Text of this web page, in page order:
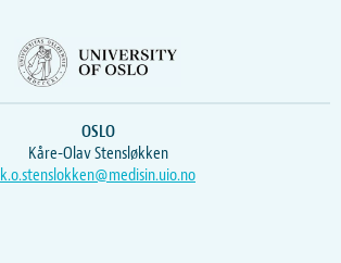
OSLO
Kåre-Olav Stensløkken
k.o.stenslokken@medisin.uio.no